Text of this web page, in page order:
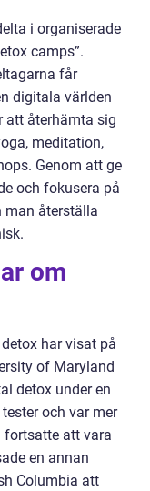
i organiserade
camps”.
får
digitala världen
att återhämta sig
meditation,
Genom att ge
och fokusera på
man återställa
om
har visat på
of Maryland
detox under en
och var mer
fortsatte att vara
en annan
Columbia att